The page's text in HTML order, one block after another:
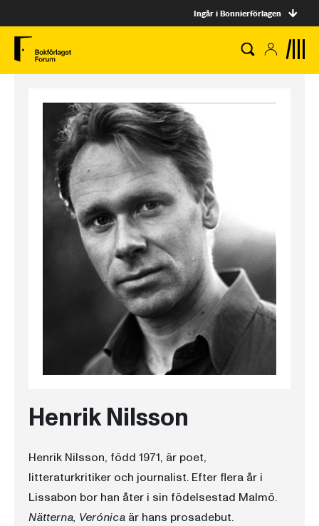
Ingår i Bonnierförlagen
Henrik Nilsson
Henrik Nilsson, född 1971, är poet,
litteraturkritiker och journalist. Efter flera år i
Lissabon bor han åter i sin födelsestad Malmö.
Nätterna, Verónica är hans prosadebut.